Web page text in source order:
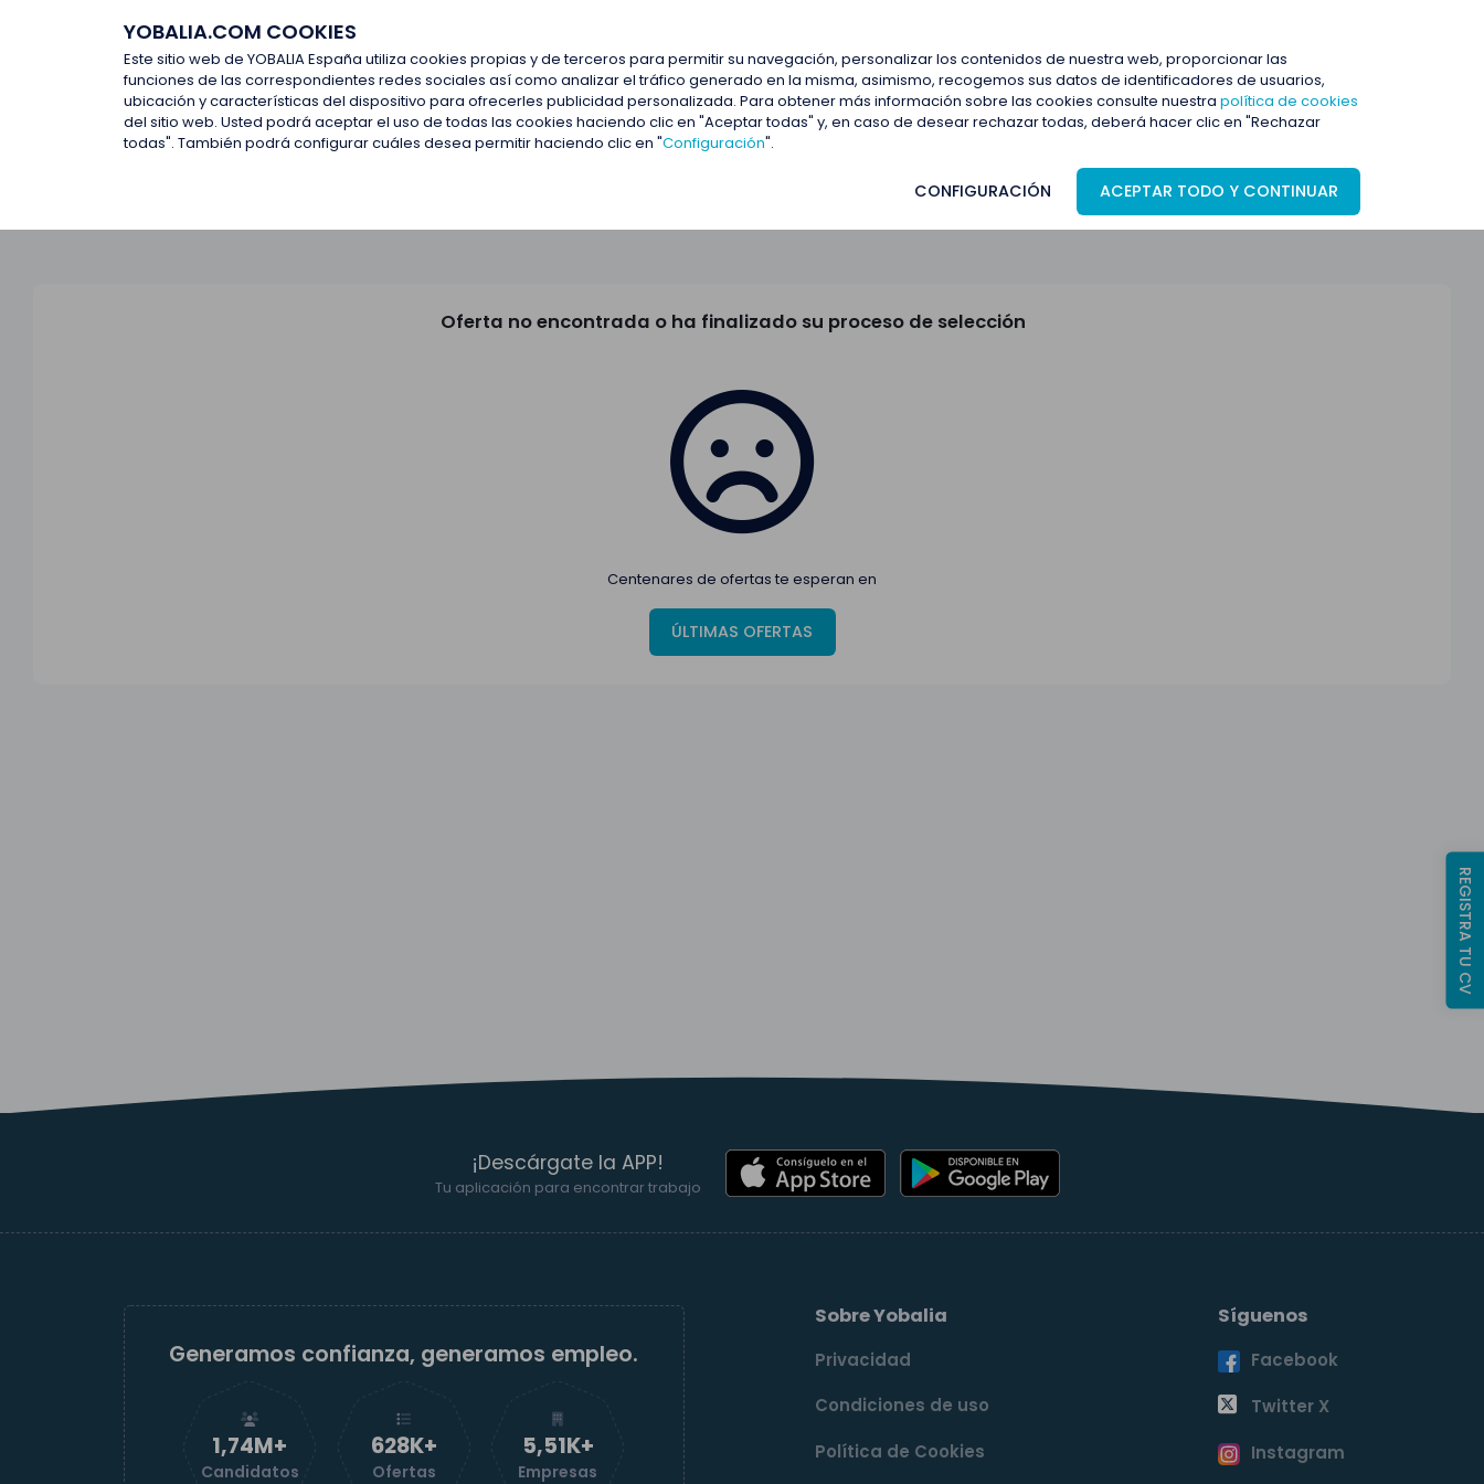
YOBALIA.COM COOKIES
Este sitio web de YOBALIA España utiliza cookies propias y de terceros para permitir su navegación, personalizar los contenidos de nuestra web, proporcionar las
funciones de las correspondientes redes sociales así como analizar el tráfico generado en la misma, asimismo, recogemos sus datos de identificadores de usuarios,
ubicación y características del dispositivo para ofrecerles publicidad personalizada. Para obtener más información sobre las cookies consulte nuestra política de cookies
del sitio web. Usted podrá aceptar el uso de todas las cookies haciendo clic en "Aceptar todas" y, en caso de desear rechazar todas, deberá hacer clic en "Rechazar
todas". También podrá configurar cuáles desea permitir haciendo clic en "Configuración".
CONFIGURACIÓN ACEPTAR TODO Y CONTINUAR
Últimas ofertas
Últimas ofertas
Oferta no encontrada o ha finalizado su proceso de selección
Centenares de ofertas te esperan en
ÚLTIMAS OFERTAS
¡Descárgate la APP!
Tu aplicación para encontrar trabajo
Generamos confianza, generamos empleo.
1,74M+
Candidatos
629K+
Ofertas
5,52K+
Empresas
Sobre Yobalia
Privacidad
Condiciones de uso
Política de Cookies
Síguenos
Facebook
Twitter X
Instagram
REGISTRA TU CV